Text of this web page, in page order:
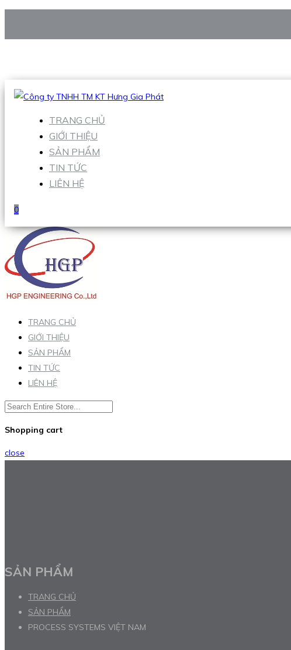
Hotline:0938 906 663
TRANG CHỦ
GIỚI THIỆU
SẢN PHẨM
TIN TỨC
LIÊN HỆ
0
TRANG CHỦ
GIỚI THIỆU
SẢN PHẨM
TIN TỨC
LIÊN HỆ
Shopping cart
close
SẢN PHẨM
TRANG CHỦ
SẢN PHẨM
PROCESS SYSTEMS VIỆT NAM